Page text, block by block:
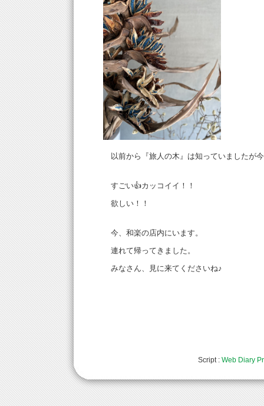
以前から『旅人の木』は知っていましたが
すごい👍カッコイイ！！
欲しい！！
今、和楽の店内にいます。
連れて帰ってきました。
みなさん、見に来てくださいね♪
Script : Web Diary